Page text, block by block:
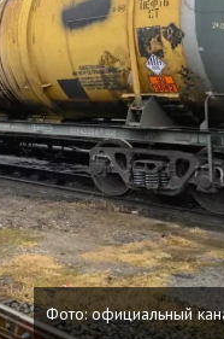
О
Фото: официальный